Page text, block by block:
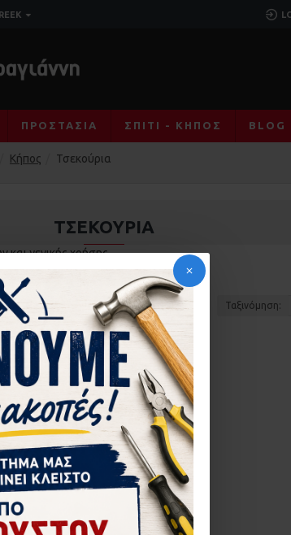
ΠΡΟΣΤΑΣΊΑ ΣΠΊΤΙ - ΚΉΠΟΣ BLOG
Κήπος Τσεκούρια
ΤΣΕΚΟΎΡΙΑ
και γενικής χρήσης.
Ταξινόμηση: